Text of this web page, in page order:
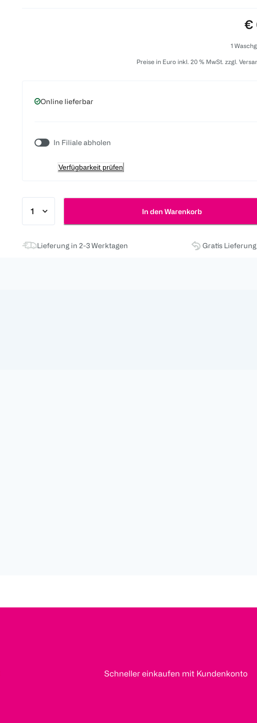
€
1
Preise in Euro inkl. 20 % MwSt. zzgl.
Online lieferbar
In Filiale abholen
Verfügbarkeit prüfen
In den Warenkorb
Lieferung in 2-3 Werktagen Gratis
Schneller einkaufen mit Kundenkonto